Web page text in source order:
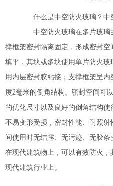
什么是中空防火玻璃？中
中空防火玻璃在多片玻璃
撑框架密封隔离固定，形成密封
填平，其块或多块使用单片防火
用内层密封胶粘接；支撑框架呈
度2毫米的倒角结构。密封空间可
的优化尺寸以及良好的倒角结构使
不易变形受损，密封性能、耐照
间使用时无结露、无污迹、无胶
在现代建筑物上，可以有效防火
现代建筑行业上。